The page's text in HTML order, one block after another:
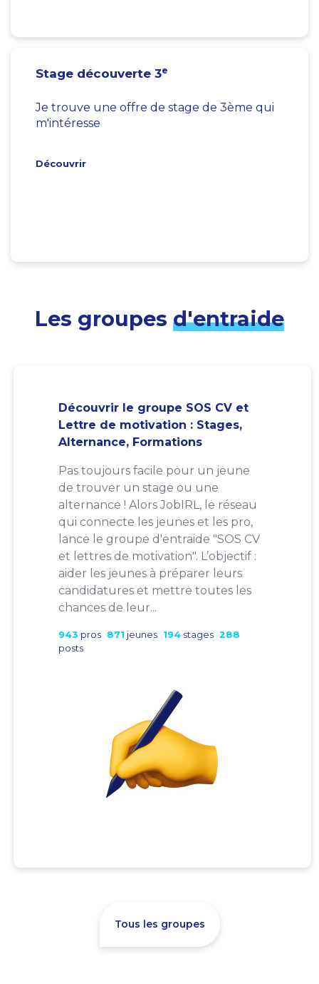
Stage découverte 3e
Je trouve une offre de stage de 3ème qui
m'intéresse
Découvrir
Les groupes d'entraide
Découvrir le groupe SOS CV et
Lettre de motivation : Stages,
Alternance, Formations
Pas toujours facile pour un jeune
de trouver un stage ou une
alternance ! Alors JobIRL, le réseau
qui connecte les jeunes et les pro,
lance le groupe d'entraide "SOS CV
et lettres de motivation". L’objectif :
aider les jeunes à préparer leurs
candidatures et mettre toutes les
chances de leur...
943 pros 871 jeunes 194 stages 288
posts
Tous les groupes